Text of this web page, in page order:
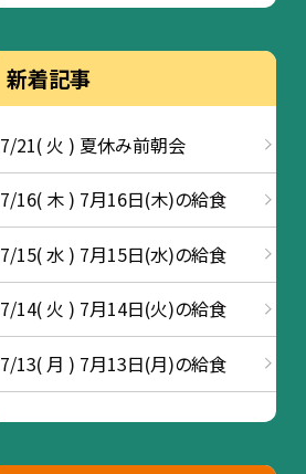
新着記事
7/21( 火 ) 夏休み前朝会
7/16( 木 ) 7月16日(木)の給食
7/15( 水 ) 7月15日(水)の給食
7/14( 火 ) 7月14日(火)の給食
7/13( 月 ) 7月13日(月)の給食